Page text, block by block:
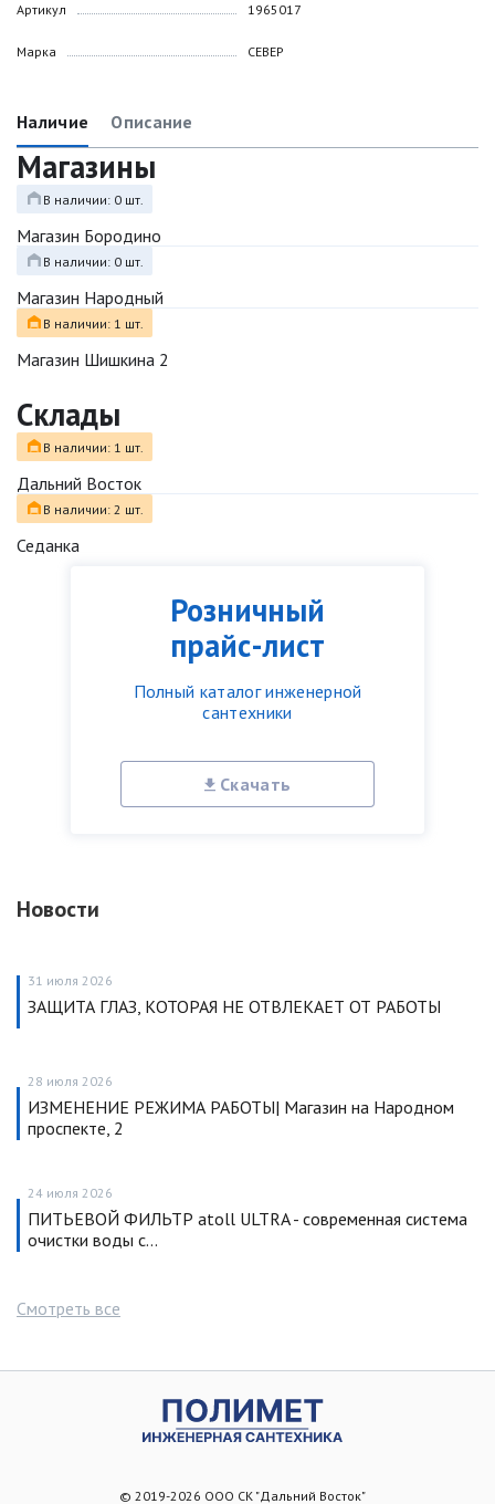
Розничный
прайс-лист
Полный каталог инженерной
сантехники
Скачать
Новости
31 июля 2026
ЗАЩИТА ГЛАЗ, КОТОРАЯ НЕ ОТВЛЕКАЕТ ОТ РАБОТЫ
28 июля 2026
ИЗМЕНЕНИЕ РЕЖИМА РАБОТЫ| Магазин на Народном
проспекте, 2
24 июля 2026
ПИТЬЕВОЙ ФИЛЬТР atoll ULTRA - современная система
очистки воды с…
Смотреть все
Артикул
Марка
1965017
СЕВЕР
Наличие Описание
Магазины
В наличии: 0 шт.
Магазин Бородино
В наличии: 0 шт.
Магазин Народный
В наличии: 1 шт.
Магазин Шишкина 2
Склады
В наличии: 1 шт.
Дальний Восток
В наличии: 2 шт.
Седанка
© 2019-2026 ООО СК "Дальний Восток"